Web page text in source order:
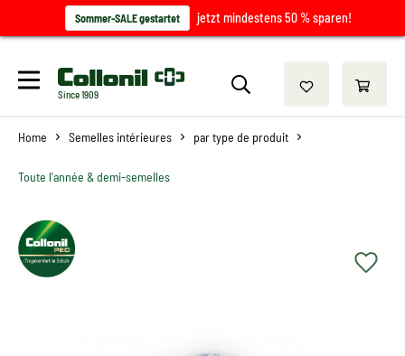
Sommer-SALE gestartet jetzt mindestens 50 % sparen!
Since 1909
Home Semelles intérieures par type de produit
Toute l'année & demi-semelles